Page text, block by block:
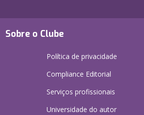
Sobre o Clube
Política de privacidade
Compliance Editorial
Serviços profissionais
Universidade do autor